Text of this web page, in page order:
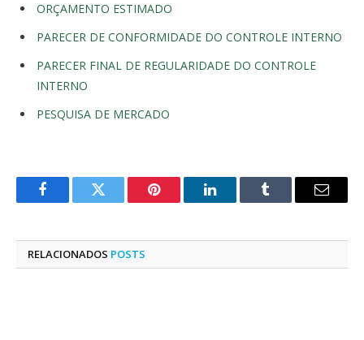
ORÇAMENTO ESTIMADO
PARECER DE CONFORMIDADE DO CONTROLE INTERNO
PARECER FINAL DE REGULARIDADE DO CONTROLE
INTERNO
PESQUISA DE MERCADO
FacebookTwitter Pinterest LinkedInTumblr
E-
RELACIONADOS POSTS